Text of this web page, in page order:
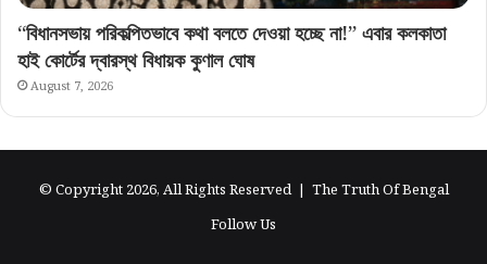
“বিধানসভায় পরিকল্পিতভাবে কথা বলতে দেওয়া হচ্ছে না!” এবার কলকাতা
হাই কোর্টের দ্বারস্থ বিধায়ক কুণাল ঘোষ
August 7, 2026
© Copyright 2026, All Rights Reserved | The Truth Of Bengal
Follow Us